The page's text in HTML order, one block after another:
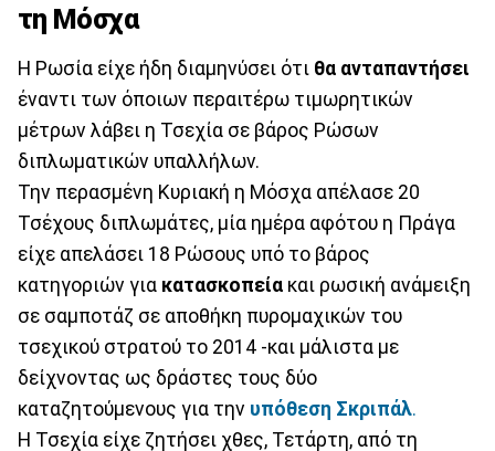
τη Μόσχα
Η Ρωσία είχε ήδη διαμηνύσει ότι θα ανταπαντήσει
έναντι των όποιων περαιτέρω τιμωρητικών
μέτρων λάβει η Τσεχία σε βάρος Ρώσων
διπλωματικών υπαλλήλων.
Την περασμένη Κυριακή η Μόσχα απέλασε 20
Τσέχους διπλωμάτες, μία ημέρα αφότου η Πράγα
είχε απελάσει 18 Ρώσους υπό το βάρος
κατηγοριών για κατασκοπεία και ρωσική ανάμειξη
σε σαμποτάζ σε αποθήκη πυρομαχικών του
τσεχικού στρατού το 2014 -και μάλιστα με
δείχνοντας ως δράστες τους δύο
καταζητούμενους για την υπόθεση Σκριπάλ.
Η Τσεχία είχε ζητήσει χθες, Τετάρτη, από τη